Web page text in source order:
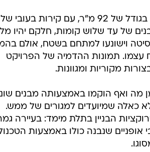
הבית הראשון בפרויקט יהיה יחידת מגורים צמודת קרקע בגודל של 92 מ"ר, עם קירות בעובי של
של עד שלוש קומות, חלקם יהיו
וישונעו למתחם בשטח, אולם
עצמו. תמונות ההדמיה של הפרויקט
מקוריות ומגוונות.
מה ואף הוקמו באמצעותה מבנים
כאלה שמיועדים למגורים של ממש.
הבניין בתלת מימד: בעיירה
שנבנה כולו באמצעות